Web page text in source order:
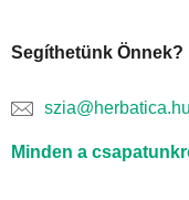
Segíthetünk Önnek?
szia@herbatica.hu
Minden a